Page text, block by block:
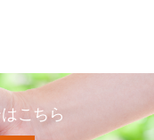
こちら